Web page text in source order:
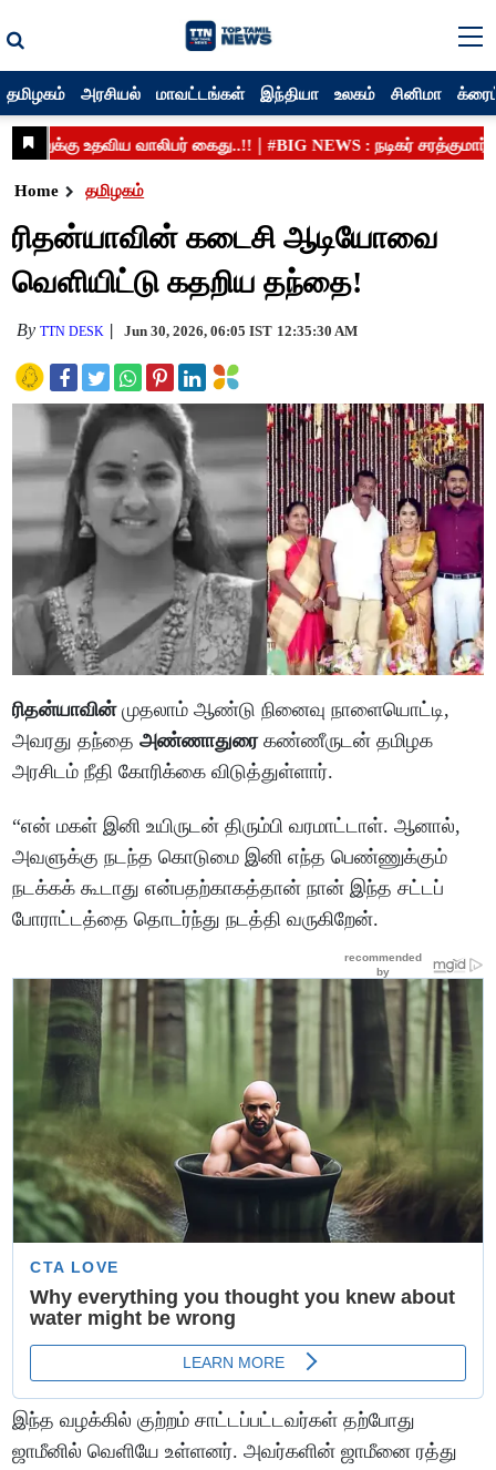
தமிழகம் அரசியல் மாவட்டங்கள் இந்தியா உலகம் சினிமா
Home தமிழகம்
ரிதன்யாவின் கடைசி ஆடியோவை
வெளியிட்டு கதறிய தந்தை!
ByTTN DESK Jun 30, 2026, 06:05 IST 12:35:30 AM
ரிதன்யாவின்முதலாம் ஆண்டு நினைவு நாளையொட்டி,
அவரது தந்தைஅண்ணாதுரைகண்ணீருடன் தமிழக
அரசிடம் நீதி கோரிக்கை விடுத்துள்ளார்.
“என் மகள் இனி உயிருடன் திரும்பி வரமாட்டாள். ஆனால்,
அவளுக்கு நடந்த கொடுமை இனி எந்த பெண்ணுக்கும்
நடக்கக் கூடாது என்பதற்காகத்தான் நான் இந்த சட்டப்
போராட்டத்தை தொடர்ந்து நடத்தி வருகிறேன்.
இந்த வழக்கில் குற்றம் சாட்டப்பட்டவர்கள் தற்போது
ஜாமீனில் வெளியே உள்ளனர். அவர்களின் ஜாமீனை ரத்து